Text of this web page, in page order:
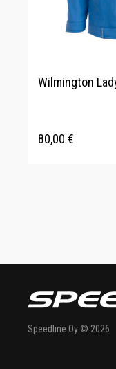
Wilmington
80,00 €
Speedline Oy © 2026